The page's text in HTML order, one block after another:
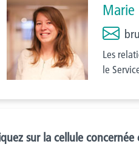
Marie
Les
le
sur la cellule